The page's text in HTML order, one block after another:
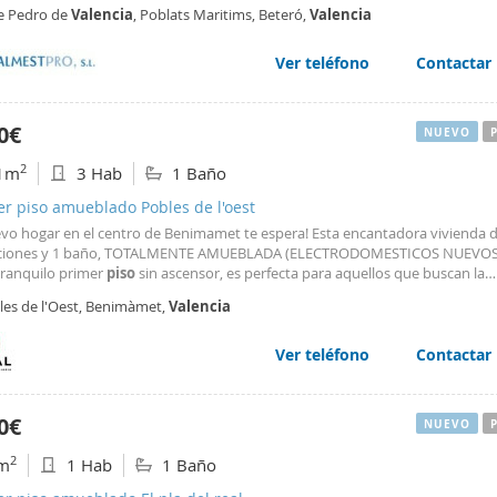
comodidad y una magnífica conexión con el resto de la ciudad. Si
espaciosa, luminosa, con garaje incluido y situada en una de las zonas más
de la ciudad, esta puede ser la vivienda que estaba esperando. No
y contacte con nosotros para concertar una visita. Estaremos
con sol directo, buena orientación, A/C frio calor, finca
Pedro deValencia, Poblats Maritims, Beteró,Valencia
Ver teléfono Contactar
2 3 Hab 1 Baño
piso amueblado Pobles de l'oest
hogar en el centro de Benimamet te espera! Esta encantadora vivienda
y 1 baño, TOTALMENTE AMUEBLADA (ELECTRODOMESTICOS
primer pisosin ascensor, es perfecta para aquellos que buscan la
será temporal de 11 meses. Y se pedirá seguro
de l'Oest, Benimàmet,Valencia
Ver teléfono Contactar
NUEVO
2 1 Hab 1 Baño
NUEVO